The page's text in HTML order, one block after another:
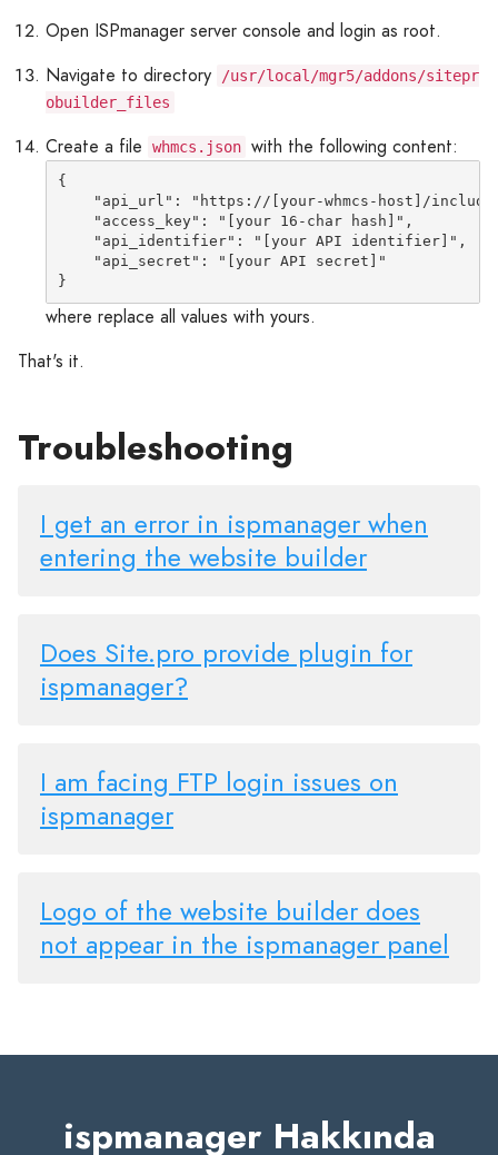
Open ISPmanager server console and login as root.
Navigate to directory
/usr/local/mgr5/addons/sitepr
obuilder_files
Create a file whmcs.json with the following content:
{
    "api_url": "
https://[your-whmcs-host]/
    "access_key": "[your 16-char hash]",
    "api_identifier": "[your API identifier]",
    "api_secret": "[your API secret]"
where replace all values with yours.
That's it.
Troubleshooting
I get an error in ispmanager when
entering the website builder
Does Site.pro provide plugin for
ispmanager?
I am facing FTP login issues on
ispmanager
Logo of the website builder does
not appear in the ispmanager panel
ispmanager Hakkında